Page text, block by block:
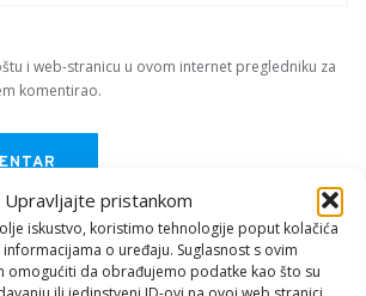
Upravljajte pristankom
iskustvo, koristimo tehnologije poput kolačića
o uređaju. Suglasnost s ovim
omogućiti da obrađujemo podatke kao što su
i web-stranicu u ovom internet pregledniku za
komentirao.